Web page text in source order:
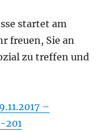
startet am
freuen, Sie an
zu treffen und
–
201